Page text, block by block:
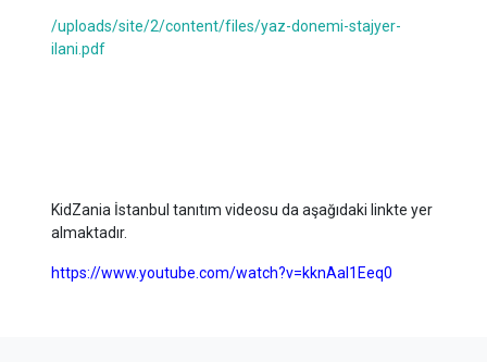
/uploads/site/2/content/files/yaz-donemi-stajyer-
ilani.pdf
KidZania İstanbul tanıtım videosu da aşağıdaki linkte yer
almaktadır.
https://www.youtube.com/watch?v=kknAal1Eeq0